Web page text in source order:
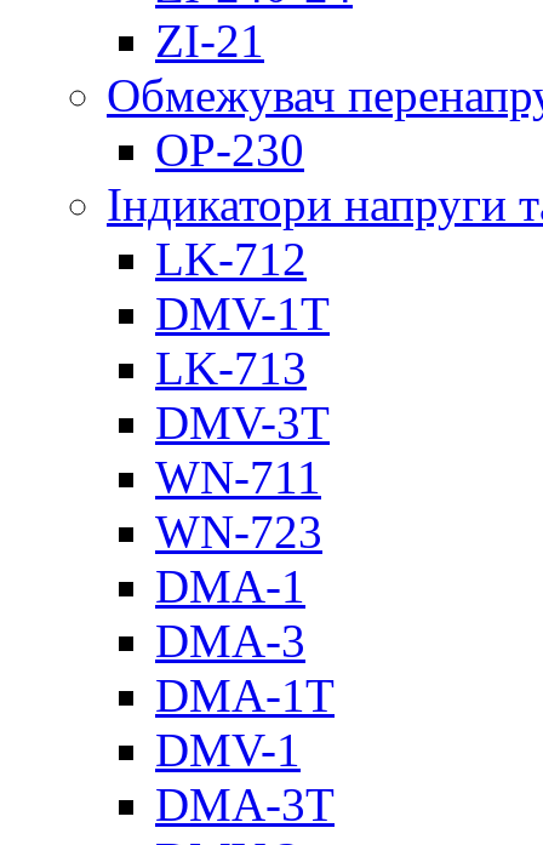
ZI-21
Обмежувач
OP-230
Індикатори напруги
LK-712
DMV-1T
LK-713
DMV-3T
WN-711
WN-723
DMA-1
DMA-3
DMA-1T
DMV-1
DMА-3T